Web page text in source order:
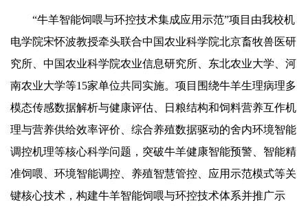
“牛羊智能饲喂与环控技术集成应用示范”项目由我校机
电学院宋怀波教授牵头联合中国农业科学院北京畜牧兽医研
究所、中国农业科学院农业信息研究所、东北农业大学、河
南农业大学等15家单位共同实施。项目围绕牛羊生理病理多
模态传感数据解析与健康评估、日粮结构和饲料营养互作机
理与营养供给效率评价、综合养殖数据驱动的舍内环境智能
调控机理等核心科学问题，突破牛羊健康智能预警、智能精
准饲喂、环境智能调控、养殖智慧管控、应用示范模式等关
键核心技术，构建牛羊智能饲喂与环控技术体系并推广示